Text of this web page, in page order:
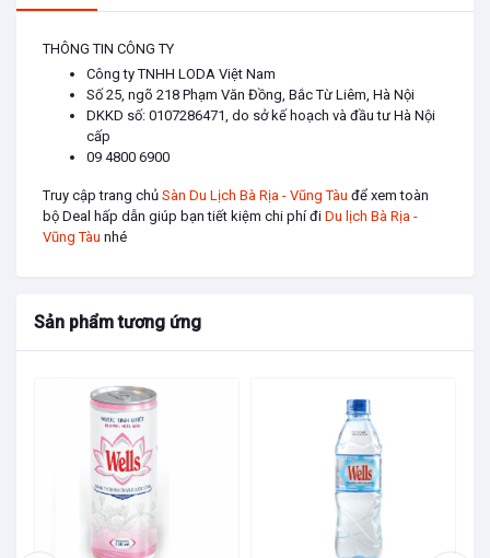
trị liệu bằng hương thơm.
🌱Là sản phẩm yêu thích của phái đẹp bởi
tinh dầu hoa nhài giúp da săn chắc, làm
mềm mại da khô, làm dịu vùng da bị sưng
tấy, giảm nhăn và ngăn ngừa lão hóa giúp
trẻ hóa làn da.
🌱Một trong những công dụng mà các chị
em vẫn rỉ tai nhau “cách hưởng tuần trăng
kích thích, tăng cường hưng phấn chuyện vợ
chồng của tinh dầu hoa nhài.
Cho phòng ngủ:
🌱Hoa nhài làm cho không gian phòng ngủ
thêm lãng mạn, nó dễ dàng giúp bạn và
“người ấy” tạo ra cảm xúc cho chuyện “vạn
người mê”, đây là cách được nhiều chị em
THÔNG TIN CÔNG TY
Công ty TNHH LODA Việt Nam
Số 25, ngõ 218 Phạm Văn Đồng, Bắc Từ Liêm, Hà Nội
DKKD số: 0107286471, do sở kế hoạch và đầu tư Hà Nội
cấp
09 4800 6900
Truy cập trang chủ Sàn Du Lịch Bà Rịa - Vũng Tàu để xem toàn
bộ Deal hấp dẫn giúp bạn tiết kiệm chi phí đi Du lịch Bà Rịa -
Vũng Tàu nhé
Sản phẩm tương ứng